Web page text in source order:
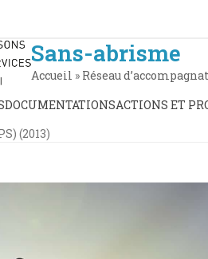
DOCUMENTATIONSACTIONS ET
Sans-abrisme
Accueil » Réseau
(2013)